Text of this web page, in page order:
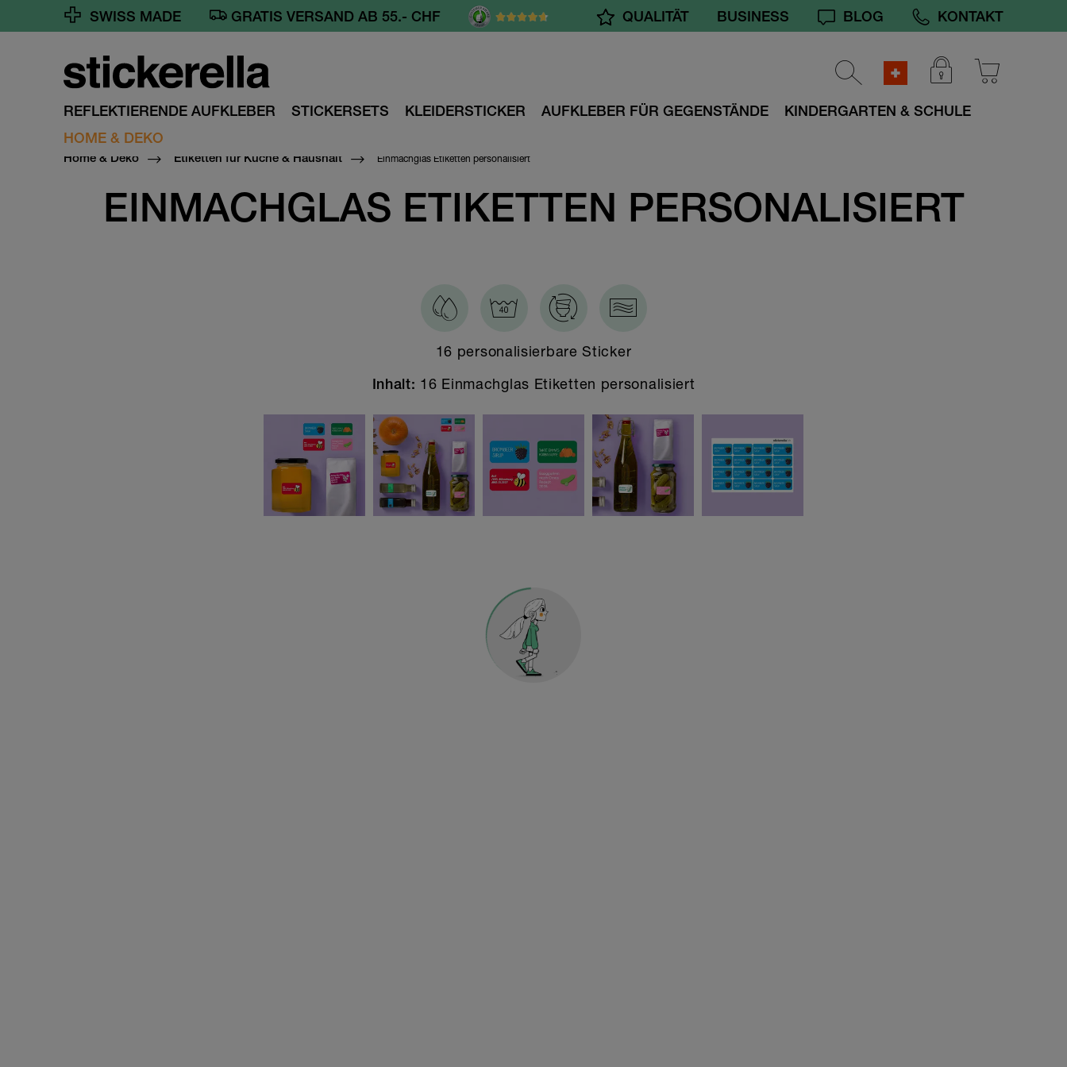
REFLEKTIERENDE AUFKLEBER STICKERSETS KLEIDERSTICKER AUFKLEBER FÜR GEGENSTÄNDE
KINDERGARTEN & SCHULE
HOME & DEKO
SWISS MADE GRATIS VERSAND AB 55.- CHF QUALITÄT BUSINESS BLOG KONTAKT
Home & Deko Etiketten für Küche & Haushalt Einmachglas Etiketten personalisiert
EINMACHGLAS ETIKETTEN PERSONALISIERT
16 personalisierbare Sticker
Inhalt: 16 Einmachglas Etiketten personalisiert